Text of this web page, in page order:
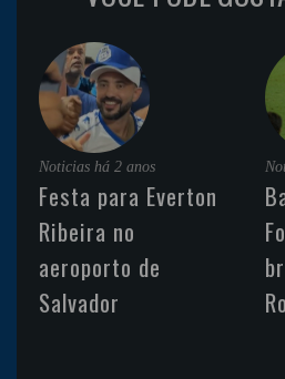
Noticias há 2 anos
Festa para Everton
Ribeira no
aeroporto de
Salvador